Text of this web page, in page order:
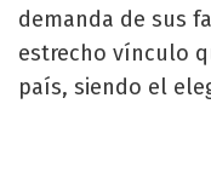
demanda de sus
estrecho vínculo
país, siendo el